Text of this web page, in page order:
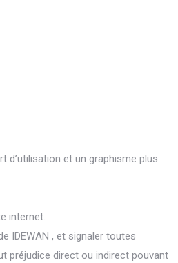
d’utilisation et un graphisme plus
internet.
IDEWAN , et signaler toutes
préjudice direct ou indirect pouvant